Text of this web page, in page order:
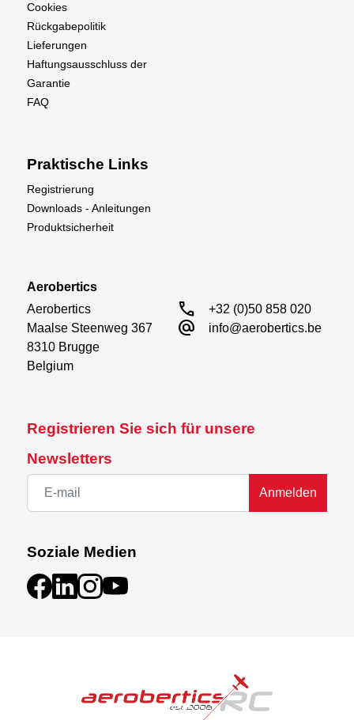
Registrieren Sie sich für unsere
Newsletters
Anmelden
Soziale Medien
Cookies
Rückgabepolitik
Lieferungen
Haftungsausschluss der
Garantie
FAQ
Praktische Links
Registrierung
Downloads - Anleitungen
Produktsicherheit
Aerobertics
Aerobertics
Maalse Steenweg 367
8310 Brugge
Belgium
call +32 (0)50 858 020
alternate_email info@aerobertics.be